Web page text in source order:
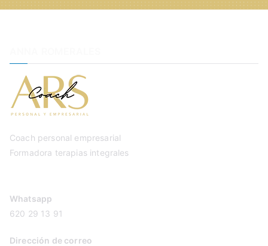
Coach personal empresarial
Formadora terapias integrales
Whatsapp
620 29 13 91
Dirección de correo